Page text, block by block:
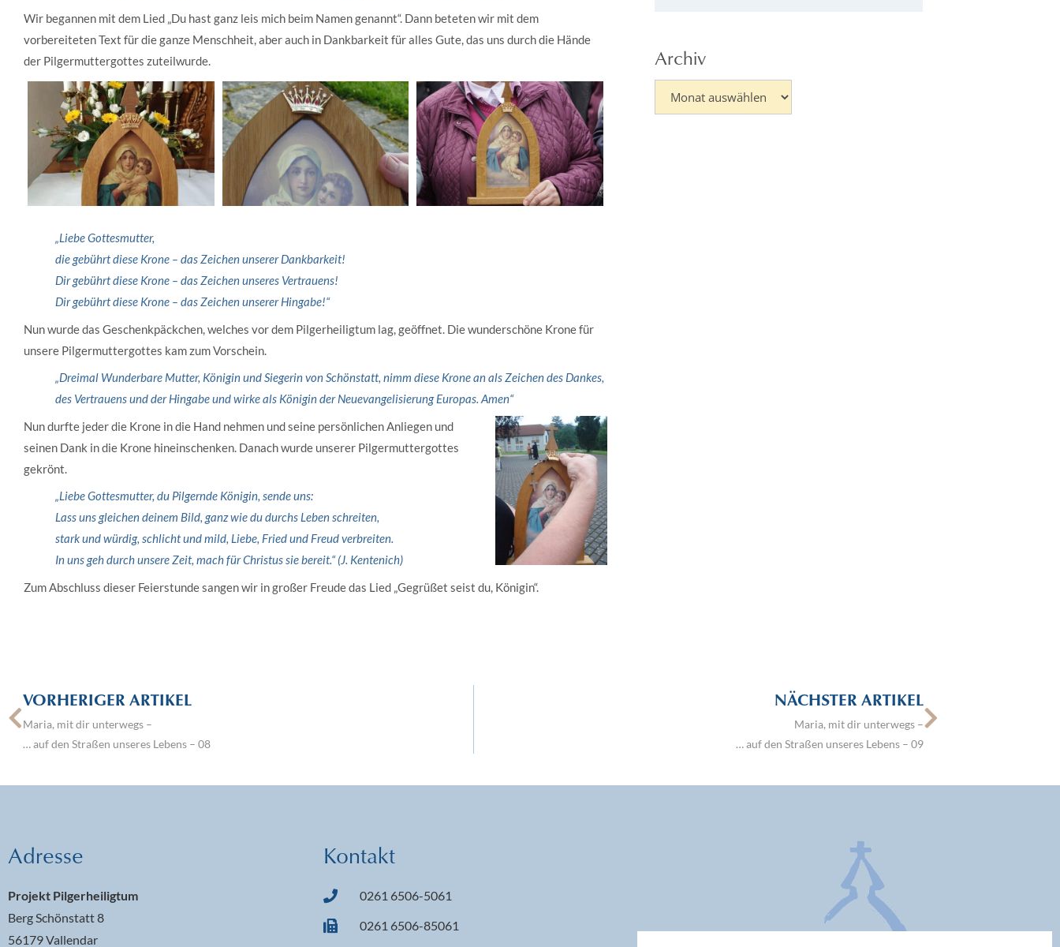
Wir begannen mit dem Lied „Du hast ganz leis mich beim Namen genannt“. Dann beteten wir mit dem
vorbereiteten Text für die ganze Menschheit, aber auch in Dankbarkeit für alles Gute, das uns durch die Hände
der Pilgermuttergottes zuteilwurde.
„Liebe Gottesmutter,
die gebührt diese Krone – das Zeichen unserer Dankbarkeit!
Dir gebührt diese Krone – das Zeichen unseres Vertrauens!
Dir gebührt diese Krone – das Zeichen unserer Hingabe!“
Nun wurde das Geschenkpäckchen, welches vor dem Pilgerheiligtum lag, geöffnet. Die wunderschöne Krone für
unsere Pilgermuttergottes kam zum Vorschein.
„Dreimal Wunderbare Mutter, Königin und Siegerin von Schönstatt, nimm diese Krone an als Zeichen des Dankes,
des Vertrauens und der Hingabe und wirke als Königin der Neuevangelisierung Europas. Amen“
Nun durfte jeder die Krone in die Hand nehmen und seine persönlichen Anliegen und
seinen Dank in die Krone hineinschenken. Danach wurde unserer Pilgermuttergottes
gekrönt.
„Liebe Gottesmutter, du Pilgernde Königin, sende uns:
Lass uns gleichen deinem Bild, ganz wie du durchs Leben schreiten,
stark und würdig, schlicht und mild, Liebe, Fried und Freud verbreiten.
In uns geh durch unsere Zeit, mach für Christus sie bereit.“ (J. Kentenich)
Zum Abschluss dieser Feierstunde sangen wir in großer Freude das Lied „Gegrüßet seist du, Königin“.
Archiv
VORHERIGER ARTIKEL
Maria, mit dir unterwegs –
… auf den Straßen unseres Lebens – 08
NÄCHSTER ARTIKEL
Maria, mit dir unterwegs –
… auf den Straßen unseres Lebens – 09
Adresse
Projekt Pilgerheiligtum
Berg Schönstatt 8
56179 Vallendar
Kontakt
0261 6506-5061
0261 6506-85061